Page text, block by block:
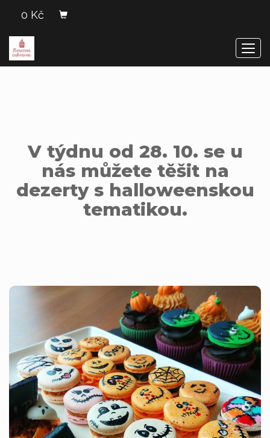
0 Kč
V týdnu od 28. 10. se u
nás můžete těšit na
dezerty s halloweenskou
tematikou.